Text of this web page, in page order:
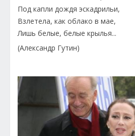
Под капли дождя эскадрильи,
Взлетела, как облако в мае,
Лишь белые, белые крылья...
(Александр Гутин)